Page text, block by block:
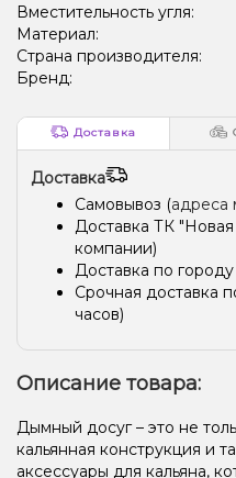
Вместительность угля:
Материал:
Страна производителя:
Бренд:
Доставка
Доставка
Самовывоз (адреса
Доставка ТК
компании)
Доставка по
Срочная доставка
часов)
Описание товара:
Дымный досуг – это не
кальянная конструкция и
аксессуары для кальяна,